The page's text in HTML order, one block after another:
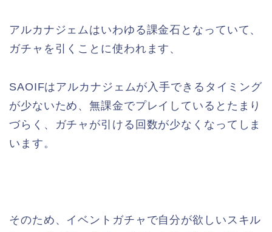
アルカナジェムはいわゆる課金石となっていて、
ガチャを引くことに使われます、
SAOIFはアルカナジェムが入手できるタイミング
が少ないため、無課金でプレイしているとたまり
づらく、ガチャが引ける回数が少なくなってしま
います。
そのため、イベントガチャで自分が欲しいスキル